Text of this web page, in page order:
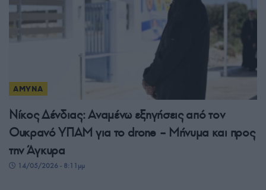
ΑΜΥΝΑ
Νίκος Δένδιας: Αναμένω εξηγήσεις από τον
Ουκρανό ΥΠΑΜ για το drone – Μήνυμα και προς
την Άγκυρα
14/05/2026 - 8:11μμ